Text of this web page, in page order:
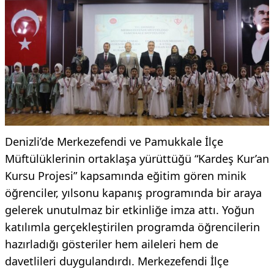
Denizli’de Merkezefendi ve Pamukkale İlçe
Müftülüklerinin ortaklaşa yürüttüğü “Kardeş Kur’an
Kursu Projesi” kapsamında eğitim gören minik
öğrenciler, yılsonu kapanış programında bir araya
gelerek unutulmaz bir etkinliğe imza attı. Yoğun
katılımla gerçekleştirilen programda öğrencilerin
hazırladığı gösteriler hem aileleri hem de
davetlileri duygulandırdı. Merkezefendi İlçe